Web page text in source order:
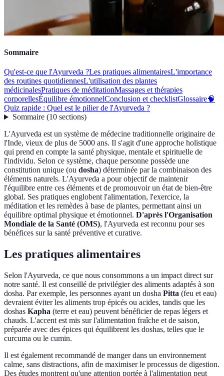
Sommaire
Qu'est-ce que l'Ayurveda ?Les pratiques alimentairesL'importance
des routines quotidiennesL'utilisation des plantes
médicinalesPratiques de méditationMassages et thérapies
corporellesÉquilibre émotionnelConclusion et checklistGlossaire🧠
Quiz rapide : Quel est le pilier de l'Ayurveda ?
Sommaire(10 sections)
L'Ayurveda est un système de médecine traditionnelle originaire de
l'Inde, vieux de plus de 5000 ans. Il s'agit d'une approche holistique
qui prend en compte la santé physique, mentale et spirituelle de
l'individu. Selon ce système, chaque personne possède une
constitution unique (ou dosha) déterminée par la combinaison des
éléments naturels. L'Ayurveda a pour objectif de maintenir
l'équilibre entre ces éléments et de promouvoir un état de bien-être
global. Ses pratiques englobent l'alimentation, l'exercice, la
méditation et les remèdes à base de plantes, permettant ainsi un
équilibre optimal physique et émotionnel. D'après l'Organisation
Mondiale de la Santé (OMS), l'Ayurveda est reconnu pour ses
bénéfices sur la santé préventive et curative.
Les pratiques alimentaires
Selon l'Ayurveda, ce que nous consommons a un impact direct sur
notre santé. Il est conseillé de privilégier des aliments adaptés à son
dosha. Par exemple, les personnes ayant un dosha Pitta (feu et eau)
devraient éviter les aliments trop épicés ou acides, tandis que les
doshas Kapha (terre et eau) peuvent bénéficier de repas légers et
chauds. L'accent est mis sur l'alimentation fraîche et de saison,
préparée avec des épices qui équilibrent les doshas, telles que le
curcuma ou le cumin.
Il est également recommandé de manger dans un environnement
calme, sans distractions, afin de maximiser le processus de digestion.
Des études montrent qu'une attention portée à l'alimentation peut